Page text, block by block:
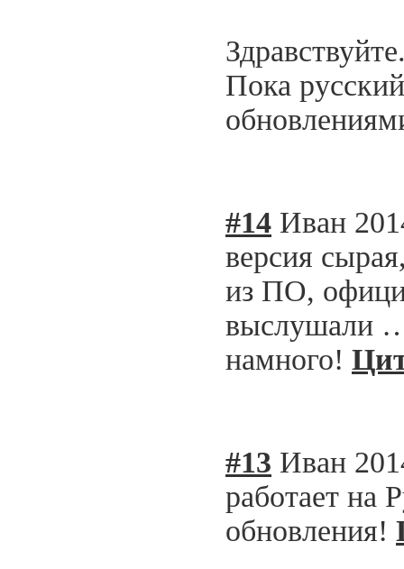
Пока
#14 Иван
версия
из ПО,
выслушали …
намного!
#13 Иван
работает на
обновления!